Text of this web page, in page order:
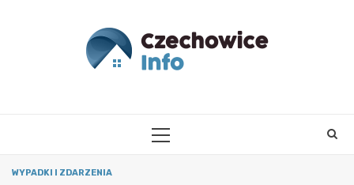
PRIMARY
WYPADKI I ZDARZENIA